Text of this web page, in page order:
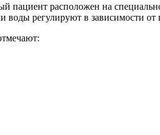
расположен на
воды регулируют в зависимости от